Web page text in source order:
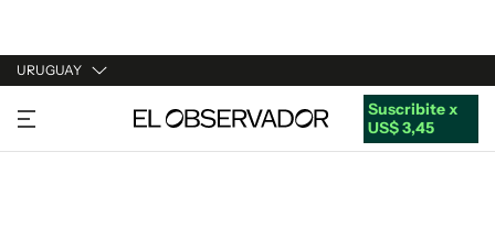
URUGUAY
URUGUAY
ARGENTINA
Suscribite x
US$ 3,45